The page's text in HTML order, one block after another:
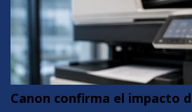
Canon confirma el impacto